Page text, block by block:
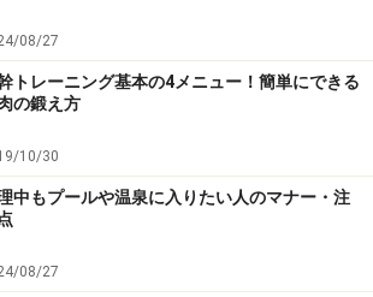
グスの簡単なストレッチ法
08/27
トレーニング基本の4メニュー！簡単にできる
の鍛え方
10/30
中もプールや温泉に入りたい人のマナー・注
08/27